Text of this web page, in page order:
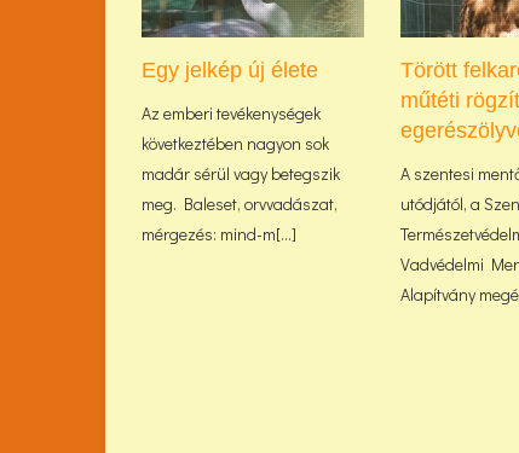
Egy jelkép új élete
Az emberi tevékenységek
következtében nagyon sok
madár sérül vagy betegszik
meg. Baleset, orvvadászat,
mérgezés: mind-m[...]
Törött
műtéti
A szentesi
utódjától, a
Vadvédelmi
Alapítvány